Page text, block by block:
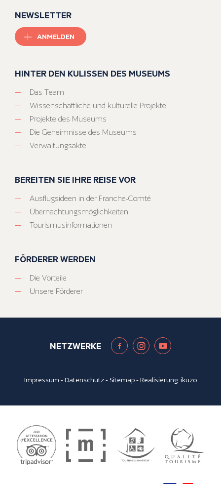
NEWSLETTER
ANMELDEN
HINTER DEN KULISSEN DES MUSEUMS
Das Team
Wissenschaftliche und kulturelle Projekte
Projekte des Museums
Die Geheimnisse des Museums
Verwaltungsakte
BEREITEN SIE IHRE REISE VOR
Ausflugsideen in der Franche-Comté
Übernachtungsmöglichkeiten
Tourismusinformationen
FÖRDERER WERDEN
Die Vorteile
Unsere Förderer
NETZWERKE
Impressum -Datenschutz- Sitemap- Realisierung:ikuzo